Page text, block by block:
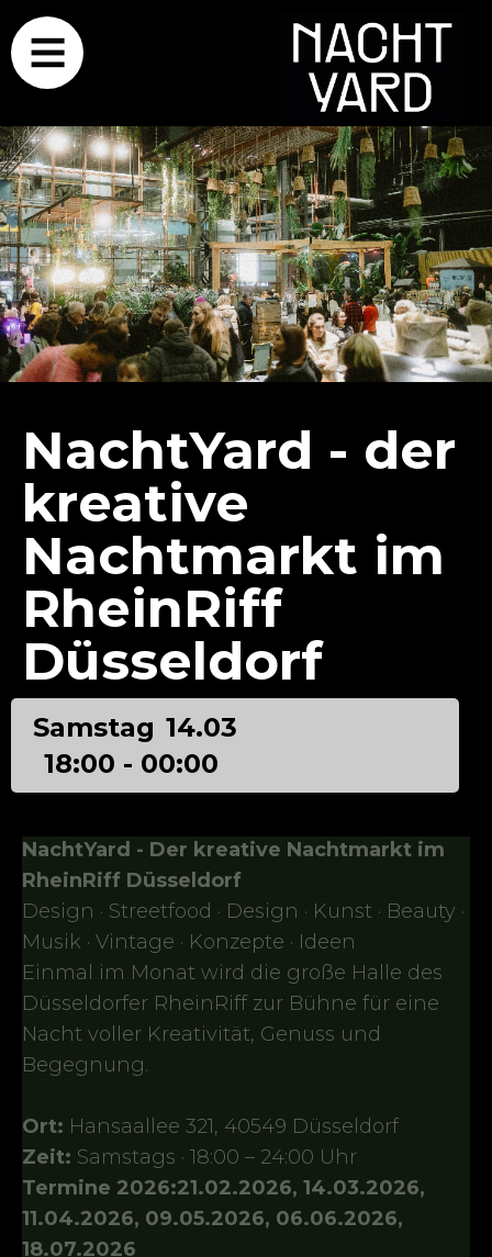
NachtYard - der
kreative
Nachtmarkt im
RheinRiff
Düsseldorf
Samstag 14.03
18:00 - 00:00
NachtYard - Der kreative Nachtmarkt im
RheinRiff Düsseldorf
Design · Streetfood · Design · Kunst · Beauty ·
Musik · Vintage · Konzepte · Ideen
Einmal im Monat wird die große Halle des
Düsseldorfer RheinRiff zur Bühne für eine
Nacht voller Kreativität, Genuss und
Begegnung.
Ort: Hansaallee 321, 40549 Düsseldorf
Zeit: Samstags · 18:00 – 24:00 Uhr
Termine 2026:21.02.2026, 14.03.2026,
11.04.2026, 09.05.2026, 06.06.2026,
18.07.2026